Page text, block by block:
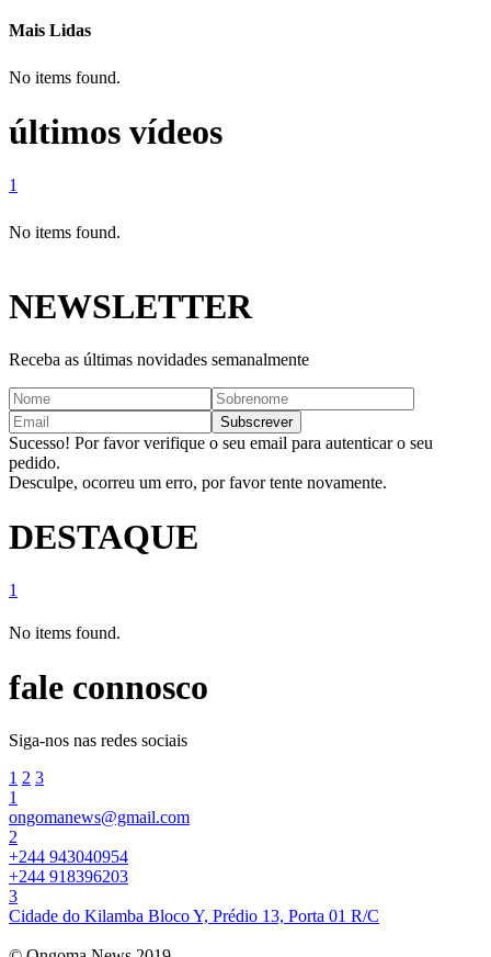
Mais Lidas
No items found.
últimos vídeos
1
No items found.
NEWSLETTER
Receba as últimas novidades semanalmente
Sucesso! Por favor verifique o seu email para autenticar o seu
pedido.
Desculpe, ocorreu um erro, por favor tente novamente.
DESTAQUE
1
No items found.
fale connosco
Siga-nos nas redes sociais
1 2 3
1
ongomanews@gmail.com
2
+244 943040954
+244 918396203
3
Cidade do Kilamba Bloco Y, Prédio 13, Porta 01 R/C